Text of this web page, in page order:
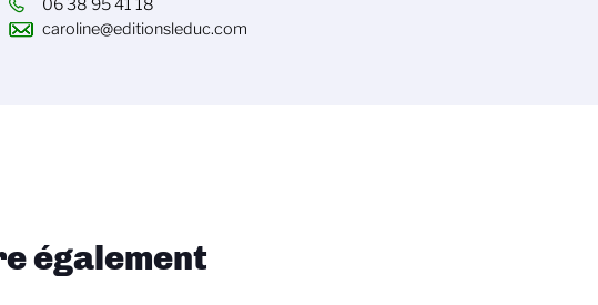
06 38 95 41 18
caroline@editionsleduc.com
également